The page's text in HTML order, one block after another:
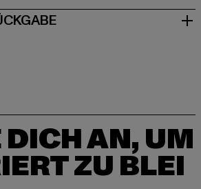
AN, UM
ZU BLEI